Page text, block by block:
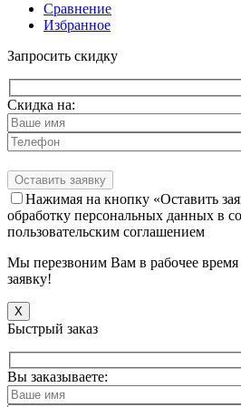
Сравнение
Избранное
Запросить скидку
Скидка на:
Нажимая на кнопку «Оставить
обработку персональных данных в
пользовательским соглашением
Мы перезвоним Вам в рабочее время
заявку!
X
Быстрый заказ
Вы заказываете: